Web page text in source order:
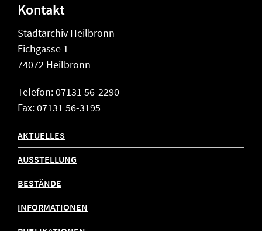
Kontakt
Stadtarchiv Heilbronn
Eichgasse 1
74072 Heilbronn
Telefon: 07131 56-2290
Fax: 07131 56-3195
AKTUELLES
AUSSTELLUNG
BESTÄNDE
INFORMATIONEN